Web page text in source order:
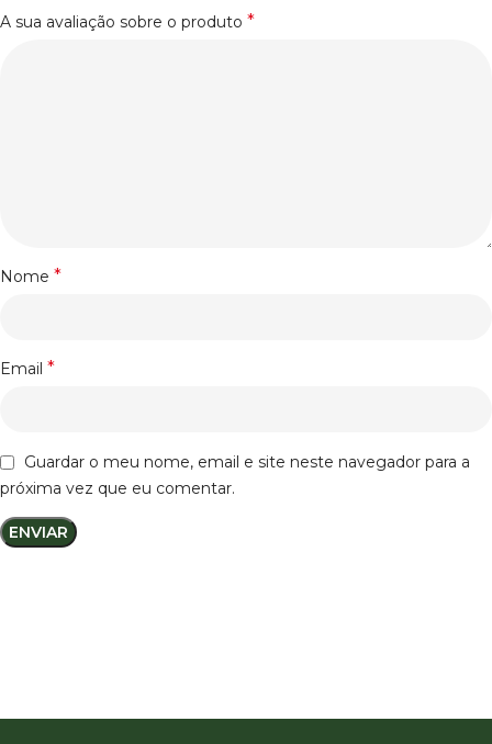
A sua avaliação sobre o produto *
Nome *
Email *
Guardar o meu nome, email e site neste navegador para a
próxima vez que eu comentar.